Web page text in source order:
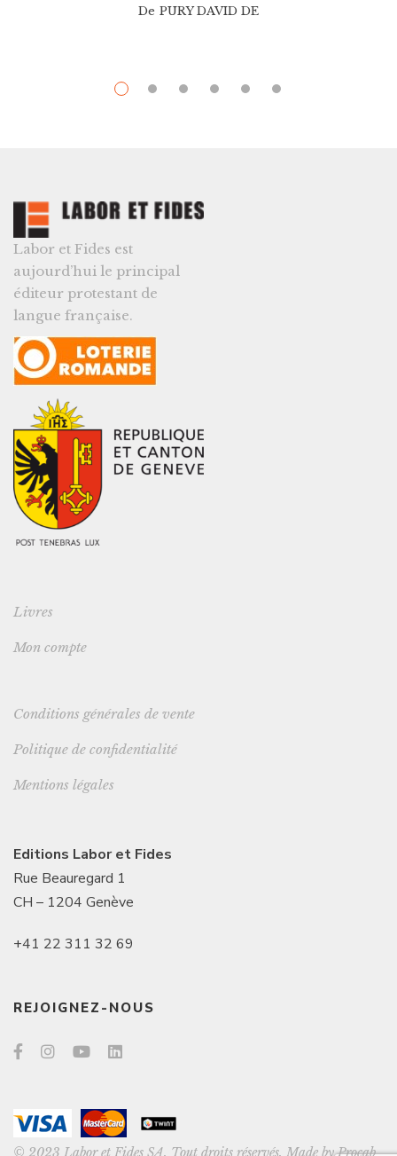
De PURY DAVID DE
Labor et Fides est
aujourd’hui le principal
éditeur protestant de
langue française.
Livres
Mon compte
Conditions générales de vente
Politique de confidentialité
Mentions légales
Editions Labor et Fides
Rue Beauregard 1
CH – 1204 Genève
+41 22 311 32 69
REJOIGNEZ-NOUS
© 2023 Labor et Fides SA. Tout droits réservés. Made byProcab